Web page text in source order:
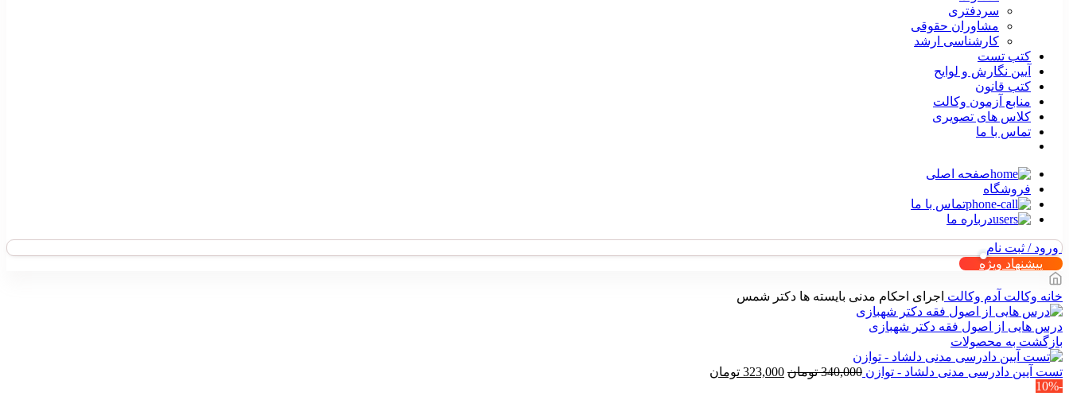
سردفتری
مشاوران حقوقی
کارشناسی ارشد
کتب تست
آیین نگارش و لوایح
کتب قانون
منابع آزمون وکالت
کلاس های تصویری
تماس با ما
صفحه اصلی
فروشگاه
تماس با ما
درباره ما
ورود / ثبت نام
پیشنهاد ویژه
خانه وکالت آدم وکالت اجرای احکام مدنی بایسته ها دکتر شمس
درس هایی از اصول فقه دکتر شهبازی
بازگشت به محصولات
تست آیین دادرسی مدنی دلشاد - توازن 340,000 تومان قیمت
323,000 تومان
-10%